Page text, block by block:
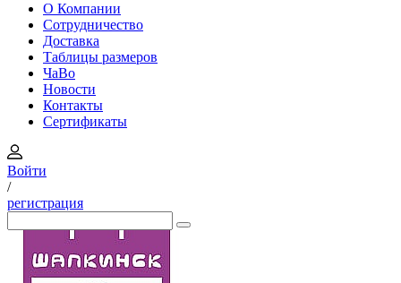
О Компании
Сотрудничество
Доставка
Таблицы размеров
ЧаВо
Новости
Контакты
Сертификаты
Войти
/
регистрация